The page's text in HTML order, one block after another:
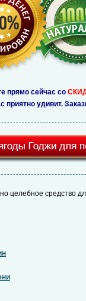
прямо сейчас со
удивит.
целебное средство